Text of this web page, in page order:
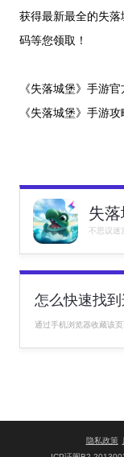
获得最新最全的失
码等您领取！
《失落城堡》手游
《失落城堡》手游
失
不思议迷
怎么快速找到
通过手机浏览器收藏该
隐私政策